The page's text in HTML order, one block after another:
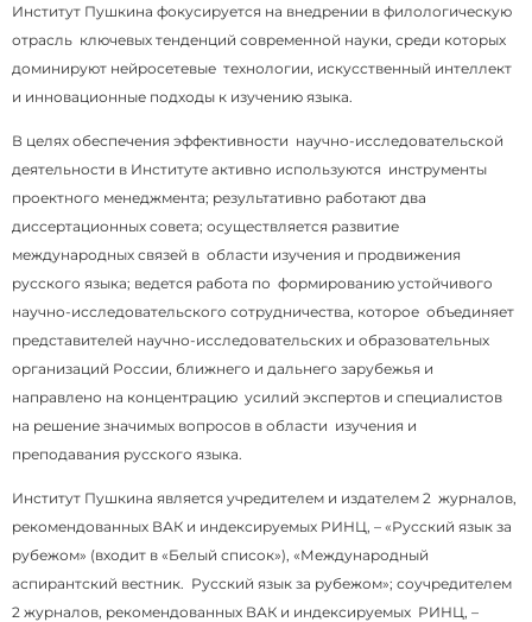
Институт Пушкина фокусируется на внедрении в филологическую
отрасль ключевых тенденций современной науки, среди которых
доминируют нейросетевые технологии, искусственный интеллект
и инновационные подходы к изучению языка.
В целях обеспечения эффективности научно-исследовательской
деятельности в Институте активно используются инструменты
проектного менеджмента; результативно работают два
диссертационных совета; осуществляется развитие
международных связей в области изучения и продвижения
русского языка; ведется работа по формированию устойчивого
научно-исследовательского сотрудничества, которое объединяет
представителей научно-исследовательских и образовательных
организаций России, ближнего и дальнего зарубежья и
направлено на концентрацию усилий экспертов и специалистов
на решение значимых вопросов в области изучения и
преподавания русского языка.
Институт Пушкина является учредителем и издателем 2 журналов,
рекомендованных ВАК и индексируемых РИНЦ, – «Русский язык за
рубежом» (входит в «Белый список»), «Международный
аспирантский вестник. Русский язык за рубежом»; соучредителем
2 журналов, рекомендованных ВАК и индексируемых РИНЦ, –